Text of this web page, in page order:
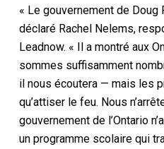
« Le gouvernement de Doug
déclaré Rachel Nelems,
Leadnow. « Il a montré aux
sommes suffisamment
il nous écoutera — mais les
qu’attiser le feu. Nous
gouvernement de l’Ontario
un programme scolaire qui